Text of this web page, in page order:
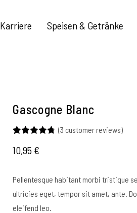
Karriere Speisen & Getränke
Gascogne Blanc
out of 5
(3 customer reviews)
10,95 €
Pellentesque habitant morbi tristique
ultricies eget, tempor sit amet, ante.
eleifend leo.